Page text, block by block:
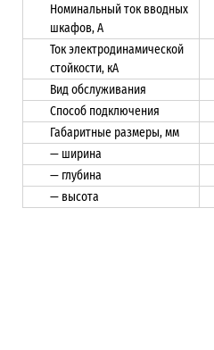
Номинальный ток вводных
шкафов, А
Ток электродинамической
стойкости, кА
Вид обслуживания
Способ подключения
Габаритные размеры, мм
— ширина
— глубина
— высота